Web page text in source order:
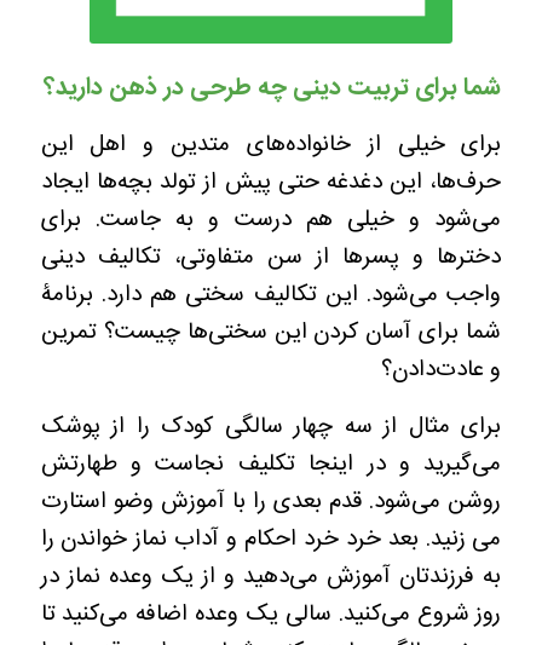
شما برای تربیت دینی چه طرحی در ذهن دارید؟
برای خیلی از خانواده‌های متدین و اهل این
حرف‌ها، این دغدغه حتی پیش از تولد بچه‌ها ایجاد
می‌شود و خیلی هم درست و به جاست. برای
دخترها و پسرها از سن متفاوتی، تکالیف دینی
واجب می‌شود. این تکالیف سختی هم دارد. برنامۀ
شما برای آسان کردن این سختی‌ها چیست؟ تمرین
و عادت‌دادن؟
برای مثال از سه چهار سالگی کودک را از پوشک
می‌گیرید و در اینجا تکلیف نجاست و طهارتش
روشن می‌شود. قدم بعدی را با آموزش وضو استارت
می زنید. بعد خرد خرد احکام و آداب نماز خواندن را
به فرزندتان آموزش می‌دهید و از یک وعده نماز در
روز شروع می‌کنید. سالی یک وعده اضافه می‌کنید تا